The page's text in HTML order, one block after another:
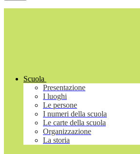
Scuola
Presentazione
I luoghi
Le persone
I numeri della scuola
Le carte della scuola
Organizzazione
La storia